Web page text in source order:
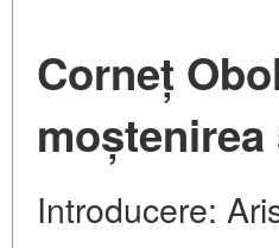
Corneț
moștenirea
Introducere: